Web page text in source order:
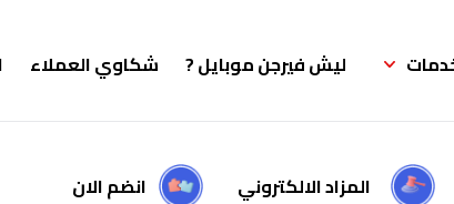
ليش فيرجن موبايل ? شكاوي العملاء
المزاد الالكتروني انضم الان